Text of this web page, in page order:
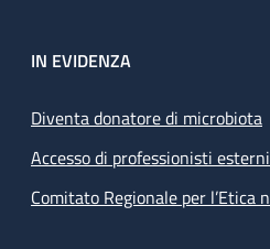
IN EVIDENZA
Diventa donatore di microbiota
Accesso di professionisti
Comitato Regionale per l’Etica